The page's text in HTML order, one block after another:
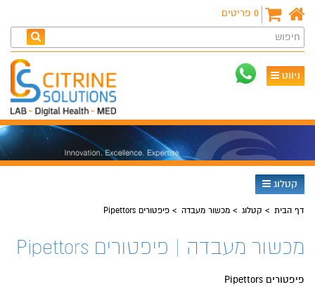
0 פריטים
חיפוש
ניווט
קטלוג
דף הבית קטלוג מכשור מעבדה פיפטורים Pipettors
מכשור מעבדה | פיפטורים Pipettors
פיפטורים Pipettors